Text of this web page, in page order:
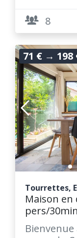
8
71 € → 198
Tourrettes,
Maison en
pers/